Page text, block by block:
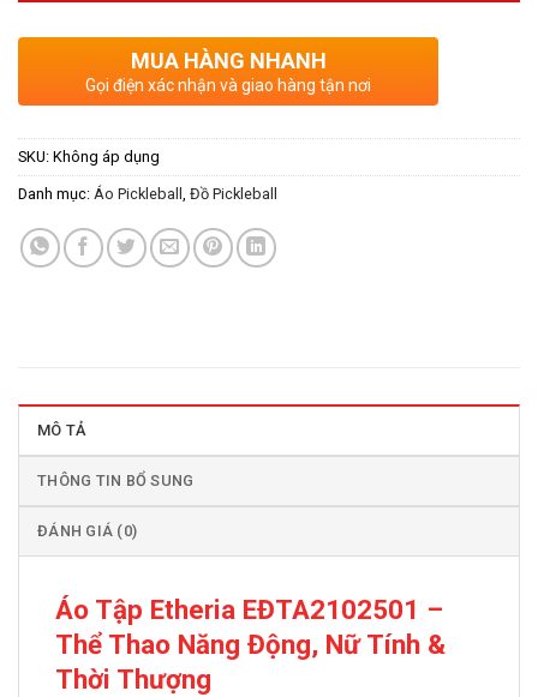
MUA HÀNG NHANH
Gọi điện xác nhận và giao hàng tận nơi
SKU: Không áp dụng
Danh mục: Áo Pickleball , Đồ Pickleball
MÔ TẢ
THÔNG TIN BỔ SUNG
ĐÁNH GIÁ (0)
Áo Tập Etheria EĐTA2102501 –
Thể Thao Năng Động, Nữ Tính &
Thời Thượng